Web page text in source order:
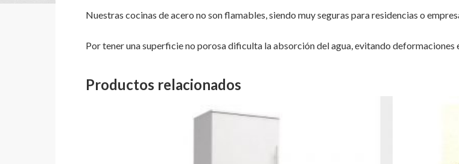
Nuestras cocinas de acero no son flamables, siendo muy seguras para residencias o
Por tener una superficie no porosa dificulta la absorción del agua, evitando deformaciones
Productos relacionados